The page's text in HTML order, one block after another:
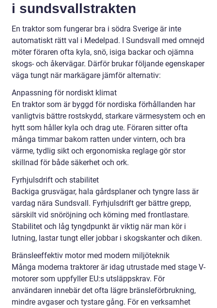
i sundsvallstrakten
En traktor som fungerar bra i södra Sverige är inte
automatiskt rätt val i Medelpad. I Sundsvall med omnejd
möter föraren ofta kyla, snö, isiga backar och ojämna
skogs- och åkervägar. Därför brukar följande egenskaper
väga tungt när markägare jämför alternativ:
Anpassning för nordiskt klimat
En traktor som är byggd för nordiska förhållanden har
vanligtvis bättre rostskydd, starkare värmesystem och en
hytt som håller kyla och drag ute. Föraren sitter ofta
många timmar bakom ratten under vintern, och bra
värme, tydlig sikt och ergonomiska reglage gör stor
skillnad för både säkerhet och ork.
Fyrhjulsdrift och stabilitet
Backiga grusvägar, hala gårdsplaner och tyngre lass är
vardag nära Sundsvall. Fyrhjulsdrift ger bättre grepp,
särskilt vid snöröjning och körning med frontlastare.
Stabilitet och låg tyngdpunkt är viktig när man kör i
lutning, lastar tungt eller jobbar i skogskanter och diken.
Bränsleeffektiv motor med modern miljöteknik
Många moderna traktorer är idag utrustade med stage V-
motorer som uppfyller EU:s utsläppskrav. För
användaren innebär det ofta lägre bränsleförbrukning,
mindre avgaser och tystare gång. För en verksamhet